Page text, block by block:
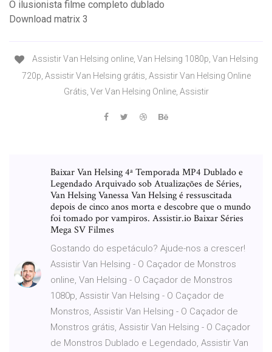
O ilusionista filme completo dublado
Download matrix 3
Assistir Van Helsing online, Van Helsing 1080p, Van Helsing
720p, Assistir Van Helsing grátis, Assistir Van Helsing Online
Grátis, Ver Van Helsing Online, Assistir
Baixar Van Helsing 4ª Temporada MP4 Dublado e
Legendado Arquivado sob Atualizações de Séries,
Van Helsing Vanessa Van Helsing é ressuscitada
depois de cinco anos morta e descobre que o mundo
foi tomado por vampiros. Assistir.io Baixar Séries
Mega SV Filmes
Gostando do espetáculo? Ajude-nos a crescer!
Assistir Van Helsing - O Caçador de Monstros
online, Van Helsing - O Caçador de Monstros
1080p, Assistir Van Helsing - O Caçador de
Monstros, Assistir Van Helsing - O Caçador de
Monstros grátis, Assistir Van Helsing - O Caçador
de Monstros Dublado e Legendado, Assistir Van